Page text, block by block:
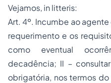
Vejamos, in litteris:
Art. 4º. Incumbe ao
requerimento e os
como eventual
decadência; II –
obrigatória, nos termos